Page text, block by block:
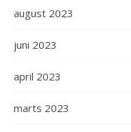
august 2023
juni 2023
april 2023
marts 2023